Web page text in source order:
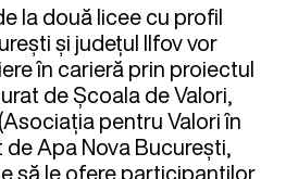
la două licee cu profil
și județul Ilfov vor
în carieră prin proiectul
de Școala de Valori,
pentru Valori în
Apa Nova București,